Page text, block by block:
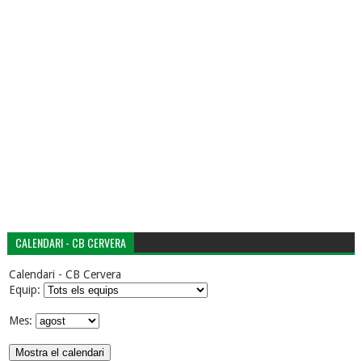
CALENDARI - CB CERVERA
Calendari - CB Cervera
Equip:
Mes: